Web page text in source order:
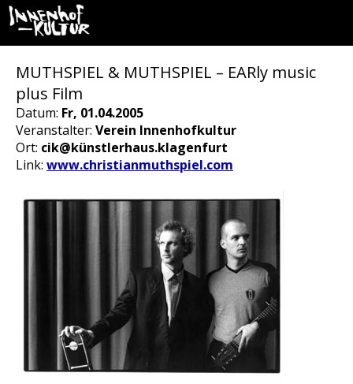
MUTHSPIEL & MUTHSPIEL – EARly music
plus Film
Datum: Fr, 01.04.2005
Veranstalter: Verein Innenhofkultur
Ort: cik@künstlerhaus.klagenfurt
Link: www.christianmuthspiel.com